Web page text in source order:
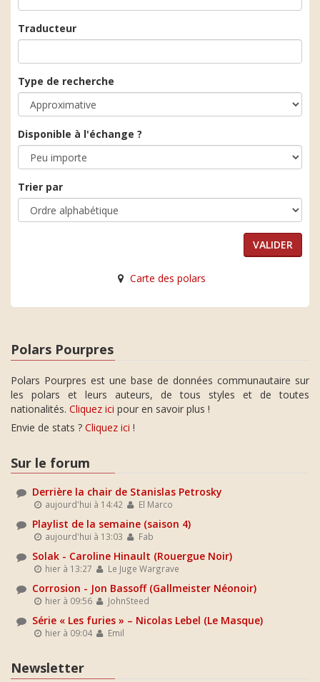
Traducteur
Type de recherche
Disponible à l'échange ?
Trier par
Carte des polars
Polars Pourpres
Polars Pourpres est une base de données communautaire sur
les polars et leurs auteurs, de tous styles et de toutes
nationalités. Cliquez ici pour en savoir plus !
Envie de stats ? Cliquez ici !
Sur le forum
Derrière la chair de Stanislas Petrosky
aujourd'hui à 14:42 El Marco
Playlist de la semaine (saison 4)
aujourd'hui à 13:03 Fab
Solak - Caroline Hinault (Rouergue Noir)
hier à 13:27 Le Juge Wargrave
Corrosion - Jon Bassoff (Gallmeister Néonoir)
hier à 09:56 JohnSteed
Série « Les furies » – Nicolas Lebel (Le Masque)
hier à 09:04 Emil
Newsletter